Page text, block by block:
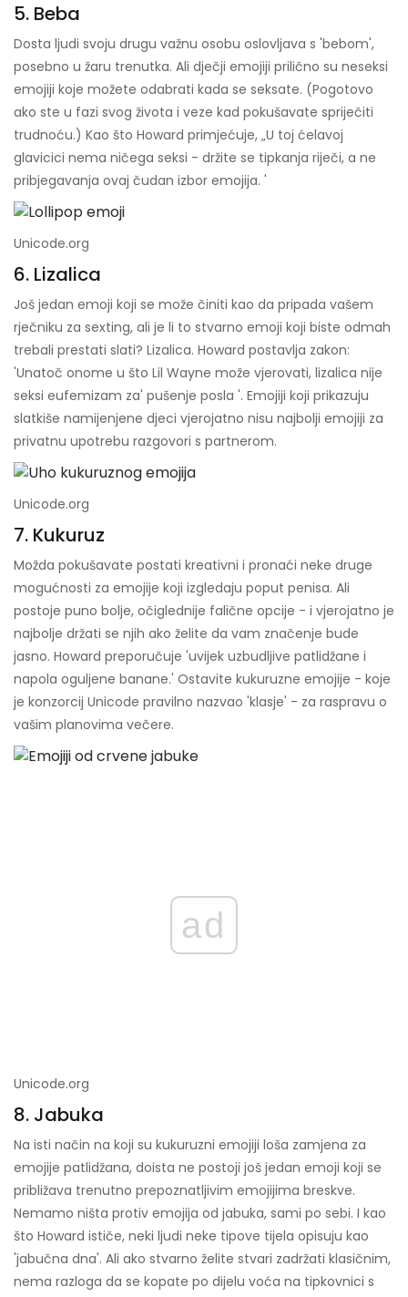
5. Beba
Dosta ljudi svoju drugu važnu osobu oslovljava s 'bebom',
posebno u žaru trenutka. Ali dječji emojiji prilično su neseksi
emojiji koje možete odabrati kada se seksate. (Pogotovo
ako ste u fazi svog života i veze kad pokušavate spriječiti
trudnoću.) Kao što Howard primjećuje, „U toj ćelavoj
glavicici nema ničega seksi - držite se tipkanja riječi, a ne
pribjegavanja ovaj čudan izbor emojija. '
Unicode.org
6. Lizalica
Još jedan emoji koji se može činiti kao da pripada vašem
rječniku za sexting, ali je li to stvarno emoji koji biste odmah
trebali prestati slati? Lizalica. Howard postavlja zakon:
'Unatoč onome u što Lil Wayne može vjerovati, lizalica nije
seksi eufemizam za' pušenje posla '. Emojiji koji prikazuju
slatkiše namijenjene djeci vjerojatno nisu najbolji emojiji za
privatnu upotrebu razgovori s partnerom.
Unicode.org
7. Kukuruz
Možda pokušavate postati kreativni i pronaći neke druge
mogućnosti za emojije koji izgledaju poput penisa. Ali
postoje puno bolje, očiglednije falične opcije - i vjerojatno je
najbolje držati se njih ako želite da vam značenje bude
jasno. Howard preporučuje 'uvijek uzbudljive patlidžane i
napola oguljene banane.' Ostavite kukuruzne emojije - koje
je konzorcij Unicode pravilno nazvao 'klasje' - za raspravu o
vašim planovima večere.
ad
Unicode.org
8. Jabuka
Na isti način na koji su kukuruzni emojiji loša zamjena za
emojije patlidžana, doista ne postoji još jedan emoji koji se
približava trenutno prepoznatljivim emojijima breskve.
Nemamo ništa protiv emojija od jabuka, sami po sebi. I kao
što Howard ističe, neki ljudi neke tipove tijela opisuju kao
'jabučna dna'. Ali ako stvarno želite stvari zadržati klasičnim,
nema razloga da se kopate po dijelu voća na tipkovnici s